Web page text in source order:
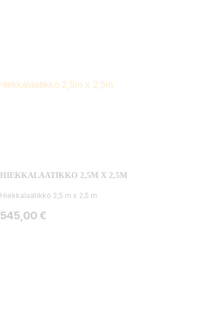
HIEKKALAATIKKO 2,5M X 2,5M
Hiekkalaatikko 2,5 m x 2,5 m
Hinta
545,00 €